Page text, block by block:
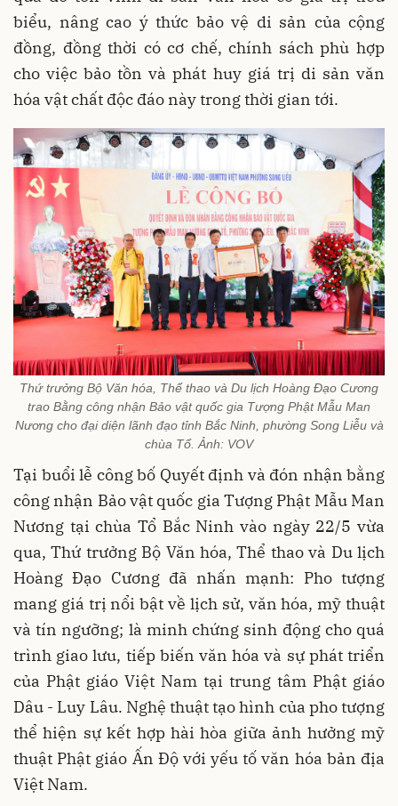
biểu, nâng cao ý thức bảo vệ di sản của cộng
đồng, đồng thời có cơ chế, chính sách phù hợp
cho việc bảo tồn và phát huy giá trị di sản văn
hóa vật chất độc đáo này trong thời gian tới.
Thứ trưởng Bộ Văn hóa, Thể thao và Du lịch Hoàng Đạo Cương
trao Bằng công nhận Bảo vật quốc gia Tượng Phật Mẫu Man
Nương cho đại diện lãnh đạo tỉnh Bắc Ninh, phường Song Liễu và
chùa Tổ. Ảnh: VOV
Tại buổi lễ công bố Quyết định và đón nhận bằng
công nhận Bảo vật quốc gia Tượng Phật Mẫu Man
Nương tại chùa Tổ Bắc Ninh vào ngày 22/5 vừa
qua, Thứ trưởng Bộ Văn hóa, Thể thao và Du lịch
Hoàng Đạo Cương đã nhấn mạnh: Pho tượng
mang giá trị nổi bật về lịch sử, văn hóa, mỹ thuật
và tín ngưỡng; là minh chứng sinh động cho quá
trình giao lưu, tiếp biến văn hóa và sự phát triển
của Phật giáo Việt Nam tại trung tâm Phật giáo
Dâu - Luy Lâu. Nghệ thuật tạo hình của pho tượng
thể hiện sự kết hợp hài hòa giữa ảnh hưởng mỹ
thuật Phật giáo Ấn Độ với yếu tố văn hóa bản địa
Việt Nam.